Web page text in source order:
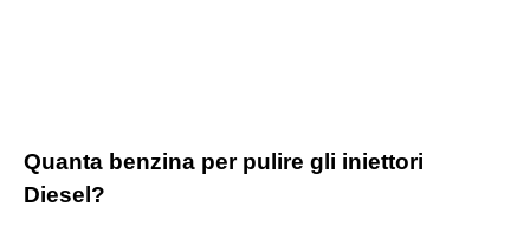
Quanta benzina per pulire gli iniettori
Diesel?